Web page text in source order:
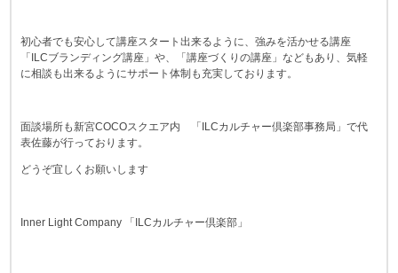
初心者でも安心して講座スタート出来るように、強みを活かせる講座
「ILCブランディング講座」や、「講座づくりの講座」などもあり、気軽
に相談も出来るようにサポート体制も充実しております。
面談場所も新宮COCOスクエア内 「ILCカルチャー倶楽部事務局」で代
表佐藤が行っております。
どうぞ宜しくお願いします
Inner Light Company 「ILCカルチャー倶楽部」